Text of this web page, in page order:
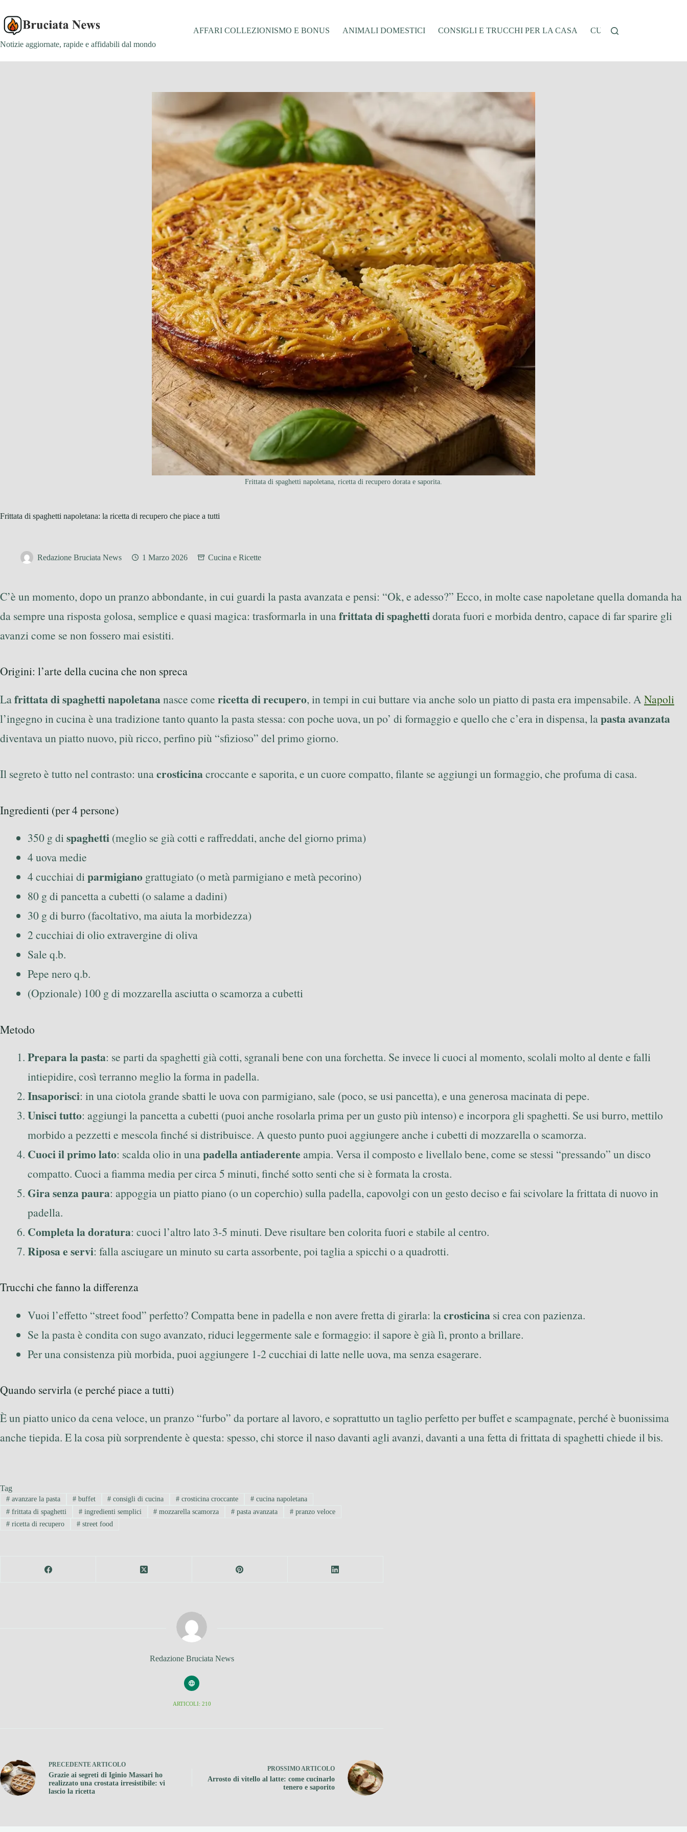
contenuto
Notizie aggiornate, rapide e affidabili dal mondo
AFFARI COLLEZIONISMO E BONUS ANIMALI DOMESTICI CONSIGLI E TRUCCHI PER LA CASA CUCINA E RICETTE
Frittata di spaghetti napoletana, ricetta di recupero dorata e saporita.
Frittata di spaghetti napoletana: la ricetta di recupero che piace a tutti
Redazione Bruciata News 1 Marzo 2026 Cucina e Ricette
C’è un momento, dopo un pranzo abbondante, in cui guardi la pasta avanzata e pensi: “Ok, e adesso?” Ecco, in molte case napoletane quella domanda ha
da sempre una risposta golosa, semplice e quasi magica: trasformarla in unafrittata di spaghettidorata fuori e morbida dentro, capace di far sparire gli
avanzi come se non fossero mai esistiti.
Origini: l’arte della cucina che non spreca
Lafrittata di spaghetti napoletananasce come ricetta di recupero, in tempi in cui buttare via anche solo un piatto di pasta era impensabile. A Napoli
l’ingegno in cucina è una tradizione tanto quanto la pasta stessa: con poche uova, un po’ di formaggio e quello che c’era in dispensa, lapasta avanzata
diventava un piatto nuovo, più ricco, perfino più “sfizioso” del primo giorno.
Il segreto è tutto nel contrasto: unacrosticinacroccante e saporita, e un cuore compatto, filante se aggiungi un formaggio, che profuma di casa.
Ingredienti (per 4 persone)
350 g dispaghetti (meglio se già cotti e raffreddati, anche del giorno prima)
4 uova medie
4 cucchiai diparmigiano grattugiato (o metà parmigiano e metà pecorino)
80 g di pancetta a cubetti (o salame a dadini)
30 g di burro (facoltativo, ma aiuta la morbidezza)
2 cucchiai di olio extravergine di oliva
Sale q.b.
Pepe nero q.b.
(Opzionale) 100 g di mozzarella asciutta o scamorza a cubetti
Metodo
Prepara la pasta: se parti da spaghetti già cotti, sgranali bene con una forchetta. Se invece li cuoci al momento, scolali molto al dente e falli
intiepidire, così terranno meglio la forma in padella.
Insaporisci: in una ciotola grande sbatti le uova con parmigiano, sale (poco, se usi pancetta), e una generosa macinata di pepe.
Unisci tutto: aggiungi la pancetta a cubetti (puoi anche rosolarla prima per un gusto più intenso) e incorpora gli spaghetti. Se usi burro, mettilo
morbido a pezzetti e mescola finché si distribuisce. A questo punto puoi aggiungere anche i cubetti di mozzarella o scamorza.
Cuoci il primo lato: scalda olio in unapadella antiaderente ampia. Versa il composto e livellalo bene, come se stessi “pressando” un disco
compatto. Cuoci a fiamma media per circa 5 minuti, finché sotto senti che si è formata la crosta.
Gira senza paura: appoggia un piatto piano (o un coperchio) sulla padella, capovolgi con un gesto deciso e fai scivolare la frittata di nuovo in
padella.
Completa la doratura: cuoci l’altro lato 3-5 minuti. Deve risultare ben colorita fuori e stabile al centro.
Riposa e servi: falla asciugare un minuto su carta assorbente, poi taglia a spicchi o a quadrotti.
Trucchi che fanno la differenza
Vuoi l’effetto “street food” perfetto? Compatta bene in padella e non avere fretta di girarla: lacrosticina si crea con pazienza.
Se la pasta è condita con sugo avanzato, riduci leggermente sale e formaggio: il sapore è già lì, pronto a brillare.
Per una consistenza più morbida, puoi aggiungere 1-2 cucchiai di latte nelle uova, ma senza esagerare.
Quando servirla (e perché piace a tutti)
È un piatto unico da cena veloce, un pranzo “furbo” da portare al lavoro, e soprattutto un taglio perfetto per buffet e scampagnate, perché è buonissima
anche tiepida. E la cosa più sorprendente è questa: spesso, chi storce il naso davanti agli avanzi, davanti a una fetta di frittata di spaghetti chiede il bis.
Tag
#avanzare la pasta #buffet # consigli di cucina # crosticina croccante # cucina napoletana
#frittata di spaghetti #ingredienti semplici # mozzarella scamorza # pasta avanzata # pranzo veloce
#ricetta di recupero #street food
Redazione Bruciata News
ARTICOLI: 210
PRECEDENTEARTICOLO
Grazie ai segreti di Iginio Massari ho
realizzato una crostata irresistibile: vi
lascio la ricetta
PROSSIMOARTICOLO
Arrosto di vitello al latte: come cucinarlo
tenero e saporito